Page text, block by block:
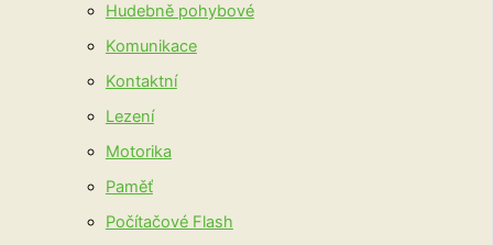
Hudebně pohybové
Komunikace
Kontaktní
Lezení
Motorika
Paměť
Počítačové Flash